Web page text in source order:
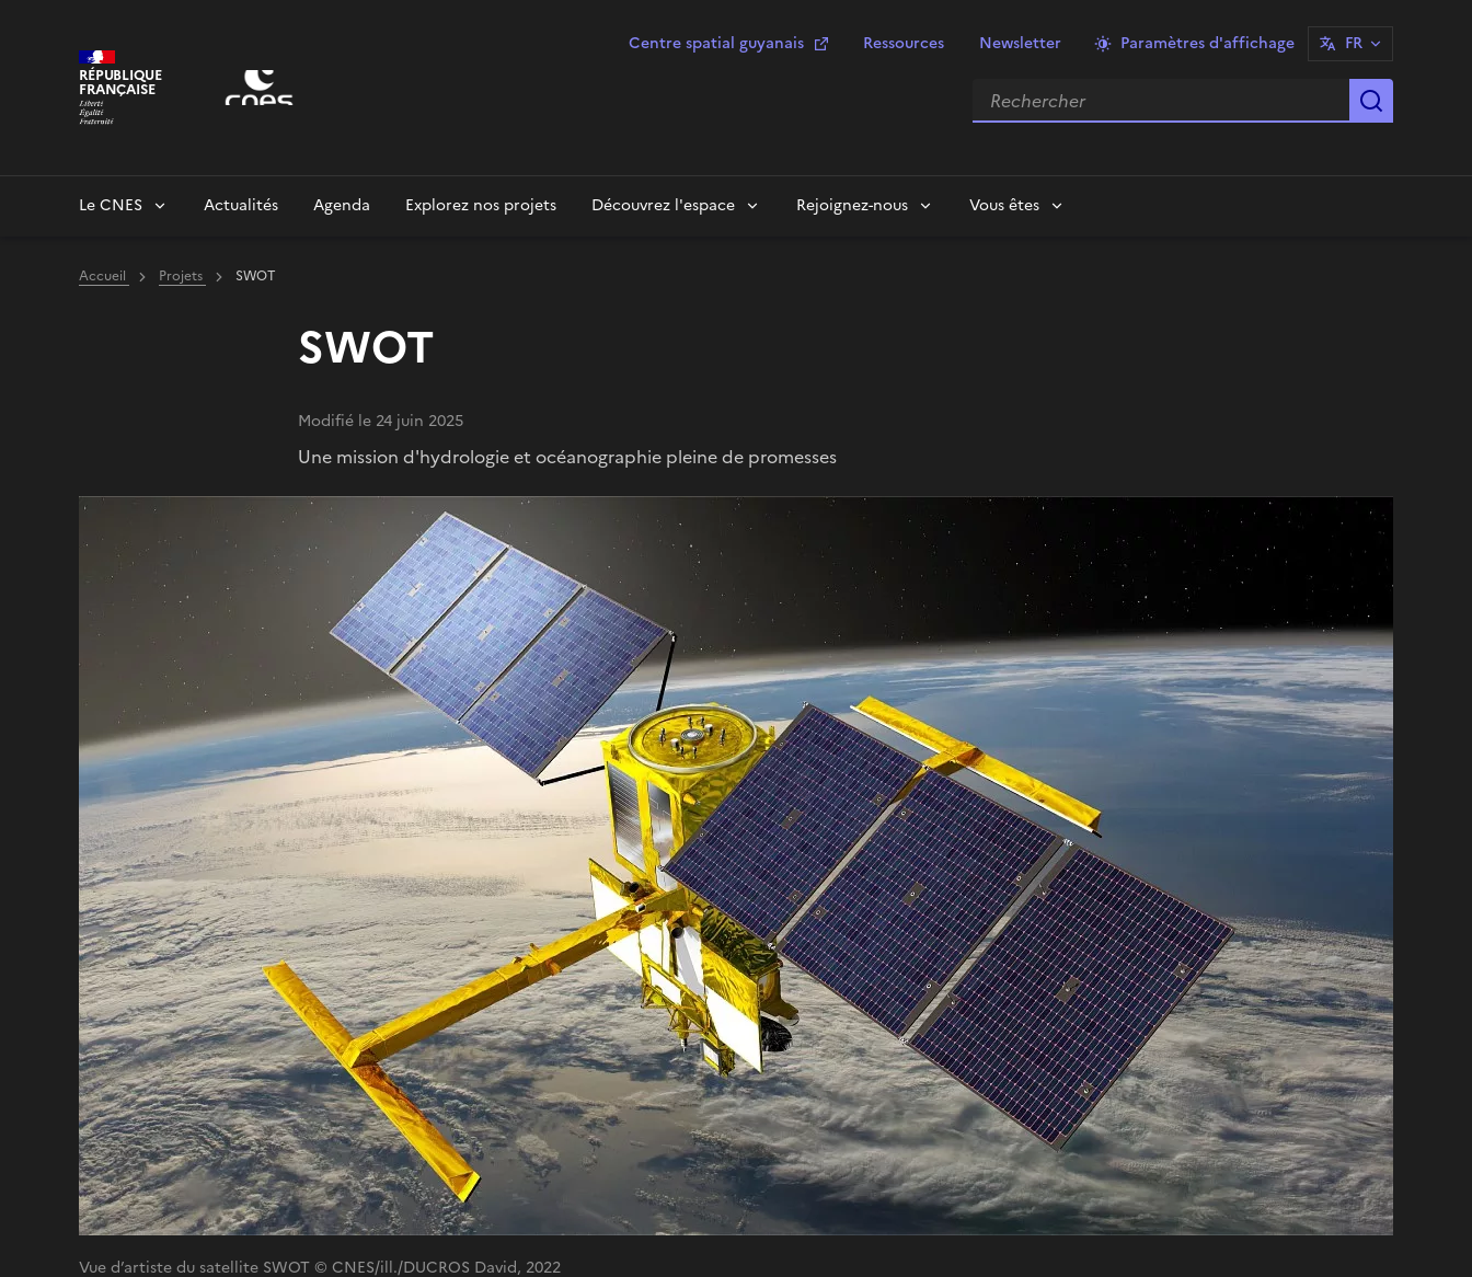
RÉPUBLIQUE
FRANÇAISE
Centre spatial guyanais Ressources Newsletter Paramètres d'affichage FR
Rechercher
Le CNES Actualités Agenda Explorez nos projets Découvrez l'espace Rejoignez-nous Vous êtes
Accueil Projets SWOT
SWOT
Modifié le 24 juin 2025
Une mission d'hydrologie et océanographie pleine de promesses
Vue d’artiste du satellite SWOT © CNES/ill./DUCROS David, 2022